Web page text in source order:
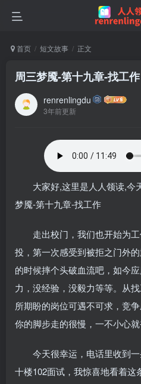
首页 短文故事 正文
周三梦魇-第十九章-找工作
renrenlingdu
3年前更新
大家好,这里是人人领读,今
梦魇-第十九章-找工作
走出校门，我们也开始为
投，第一次感受到被拒之门外
的时候摔个头破血流吧，如今
力，没经验，没毅力等等。从
所期盼的岗位可遇不可求，竞
你的脚步走的很慢，一不小心就
今天很幸运，电话里收到
十楼102面试，我惊喜地看着